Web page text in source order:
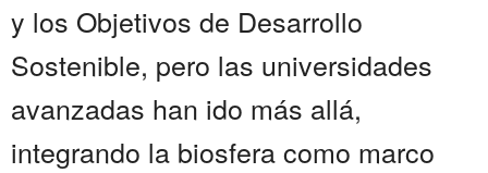
y los Objetivos de Desarrollo
Sostenible, pero las universidades
avanzadas han ido más allá,
integrando la biosfera como marco